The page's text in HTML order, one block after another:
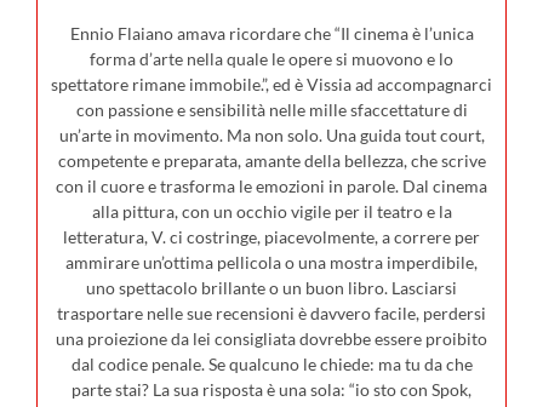
Ennio Flaiano amava ricordare che “Il cinema è l’unica
forma d’arte nella quale le opere si muovono e lo
spettatore rimane immobile.”, ed è Vissia ad accompagnarci
con passione e sensibilità nelle mille sfaccettature di
un’arte in movimento. Ma non solo. Una guida tout court,
competente e preparata, amante della bellezza, che scrive
con il cuore e trasforma le emozioni in parole. Dal cinema
alla pittura, con un occhio vigile per il teatro e la
letteratura, V. ci costringe, piacevolmente, a correre per
ammirare un’ottima pellicola o una mostra imperdibile,
uno spettacolo brillante o un buon libro. Lasciarsi
trasportare nelle sue recensioni è davvero facile, perdersi
una proiezione da lei consigliata dovrebbe essere proibito
dal codice penale. Se qualcuno le chiede: ma tu da che
parte stai? La sua risposta è una sola: “io sto con Spok,